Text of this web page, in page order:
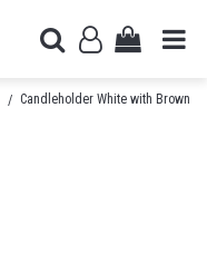
Candleholder White with Brown